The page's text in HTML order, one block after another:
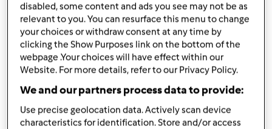
Ingredienti
500ml di panna fresca da montare
disabled, some content and ads you see may not be as
relevant to you. You can resurface this menu to change
your choices or withdraw consent at any time by
clicking the Show Purposes link on the bottom of the
webpage .Your choices will have effect within our
Website. For more details, refer to our Privacy Policy.
We and our partners process data to provide:
Use precise geolocation data. Actively scan device
characteristics for identification. Store and/or access